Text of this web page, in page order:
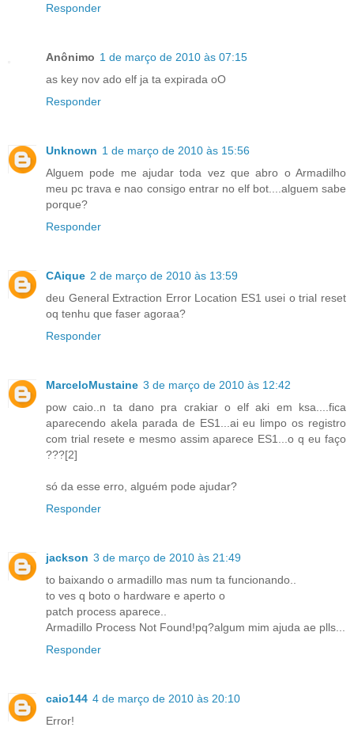
Responder
Anônimo 1 de março de 2010 às 07:15
as key nov ado elf ja ta expirada oO
Responder
Unknown 1 de março de 2010 às 15:56
Alguem pode me ajudar toda vez que abro o Armadilho
meu pc trava e nao consigo entrar no elf bot....alguem sabe
porque?
Responder
CAique 2 de março de 2010 às 13:59
deu General Extraction Error Location ES1 usei o trial reset
oq tenhu que faser agoraa?
Responder
MarceloMustaine 3 de março de 2010 às 12:42
pow caio..n ta dano pra crakiar o elf aki em ksa....fica
aparecendo akela parada de ES1...ai eu limpo os registro
com trial resete e mesmo assim aparece ES1...o q eu faço
???[2]
só da esse erro, alguém pode ajudar?
Responder
jackson 3 de março de 2010 às 21:49
to baixando o armadillo mas num ta funcionando..
to ves q boto o hardware e aperto o
patch process aparece..
Armadillo Process Not Found!pq?algum mim ajuda ae plls...
Responder
caio144 4 de março de 2010 às 20:10
Error!